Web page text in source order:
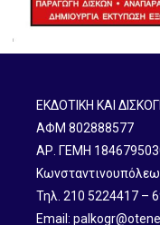
ΕΚΔΟΤΙΚΗ ΚΑΙ
ΑΦΜ 802888577
ΑΡ. ΓΕΜΗ
Τηλ. 210 5224417 –
Email: